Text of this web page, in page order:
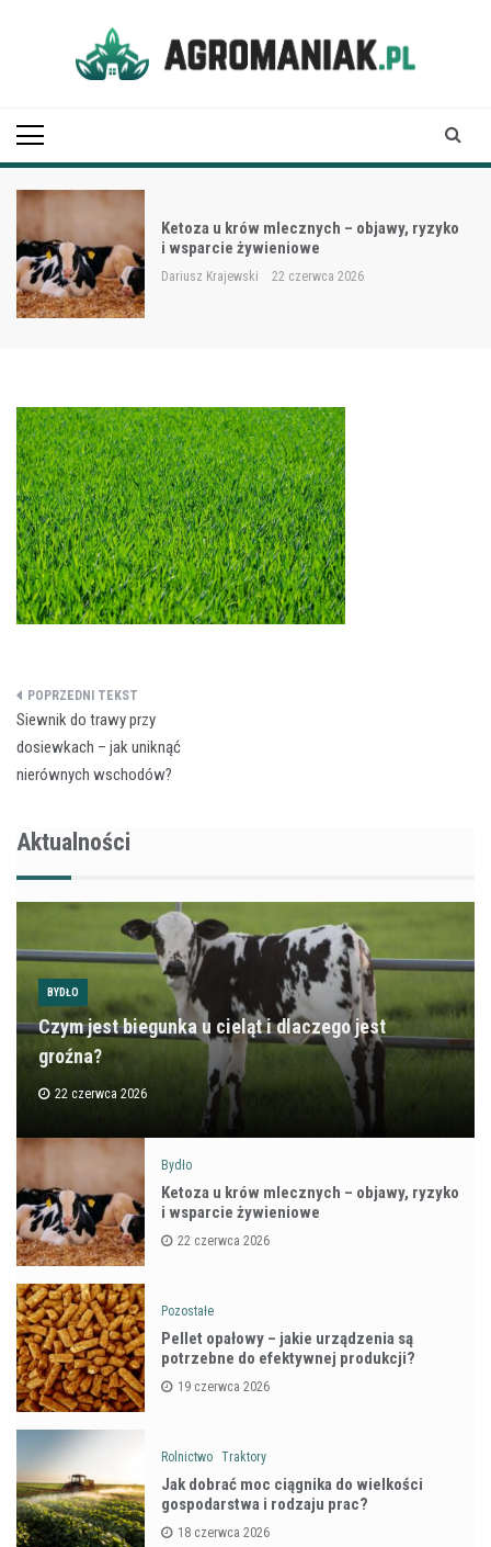
Ketoza u krów mlecznych – objawy, ryzyko
i wsparcie żywieniowe
Dariusz Krajewski 22 czerwca 2026
Nawigacja
wpisu
Siewnik do trawy przy
dosiewkach – jak uniknąć
nierównych wschodów?
Aktualności
BYDŁO
Czym jest biegunka u cieląt i dlaczego jest
groźna?
22 czerwca 2026
Bydło
Ketoza u krów mlecznych – objawy, ryzyko
i wsparcie żywieniowe
22 czerwca 2026
Pozostałe
Pellet opałowy – jakie urządzenia są
potrzebne do efektywnej produkcji?
19 czerwca 2026
Rolnictwo Traktory
Jak dobrać moc ciągnika do wielkości
gospodarstwa i rodzaju prac?
18 czerwca 2026